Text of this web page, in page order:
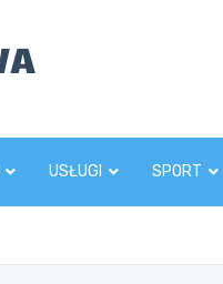
USŁUGI SPORT